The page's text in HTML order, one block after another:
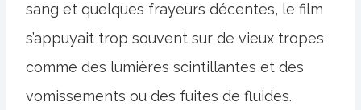
sang et quelques frayeurs décentes, le film
s’appuyait trop souvent sur de vieux tropes
comme des lumières scintillantes et des
vomissements ou des fuites de fluides.